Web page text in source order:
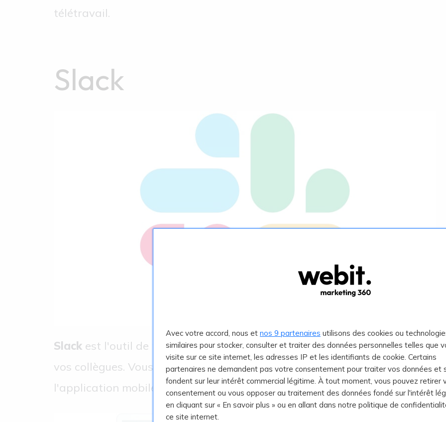
Avec votre accord, nous et nos 9 partenaires utilisons des cookies ou
similaires pour stocker, consulter et traiter des données personnelles telles que
visite sur ce site internet, les adresses IP et les identifiants de cookie. Certains
partenaires ne demandent pas votre consentement pour traiter vos données et
fondent sur leur intérêt commercial légitime. À tout moment, vous pouvez retirer
consentement ou vous opposer au traitement des données fondé sur l'intérêt
en cliquant sur « En savoir plus » ou en allant dans notre politique de
ce site internet.
télétravail.
Slack
Slackest l'outil de messagerie interne par excellence pour communiquer
vos collègues. Vous pouvez l'utiliser directement en ligne, via l'application
l'application mobile.